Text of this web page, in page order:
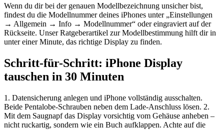
Wenn du dir bei der genauen Modellbezeichnung unsicher bist,
findest du die Modellnummer deines iPhones unter „Einstellungen
→ Allgemein → Info → Modellnummer“ oder eingraviert auf der
Rückseite. Unser Ratgeberartikel zur Modellbestimmung hilft dir in
unter einer Minute, das richtige Display zu finden.
Schritt-für-Schritt: iPhone Display
tauschen in 30 Minuten
1. Datensicherung anlegen und iPhone vollständig ausschalten.
Beide Pentalobe-Schrauben neben dem Lade-Anschluss lösen. 2.
Mit dem Saugnapf das Display vorsichtig vom Gehäuse anheben –
nicht ruckartig, sondern wie ein Buch aufklappen. Achte auf die